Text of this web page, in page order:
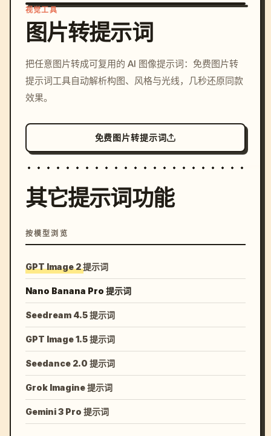
c, cyberpunk sunset, neon
colors, 8k --v 6.0
视觉工具
图片转提示词
把任意图片转成可复用的 AI 图像提示词：免费图片转
提示词工具自动解析构图、风格与光线，几秒还原同款
效果。
免费图片转提示词
其它提示词功能
按模型浏览
GPT Image 2 提示词
Nano Banana Pro 提示词
Seedream 4.5 提示词
GPT Image 1.5 提示词
Seedance 2.0 提示词
Grok Imagine 提示词
Gemini 3 Pro 提示词